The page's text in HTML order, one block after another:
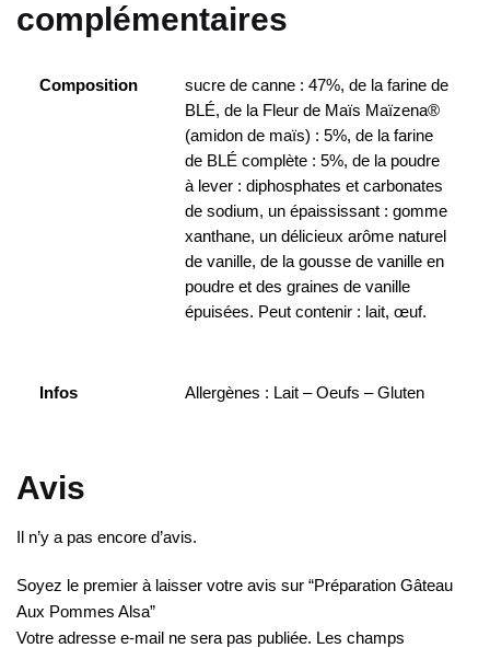
complémentaires
Composition
sucre de canne : 47%, de la farine de
BLÉ, de la Fleur de Maïs Maïzena®
(amidon de maïs) : 5%, de la farine
de BLÉ complète : 5%, de la poudre
à lever : diphosphates et carbonates
de sodium, un épaississant : gomme
xanthane, un délicieux arôme naturel
de vanille, de la gousse de vanille en
poudre et des graines de vanille
épuisées. Peut contenir : lait, œuf.
Infos Allergènes : Lait – Oeufs – Gluten
Avis
Il n’y a pas encore d’avis.
Soyez le premier à laisser votre avis sur “Préparation Gâteau
Aux Pommes Alsa”
Votre adresse e-mail ne sera pas publiée. Les champs